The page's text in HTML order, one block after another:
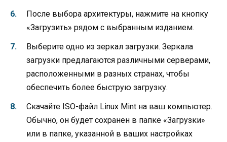
После выбора архитектуры, нажмите на кнопку
«Загрузить» рядом с выбранным изданием.
Выберите одно из зеркал загрузки. Зеркала
загрузки предлагаются различными серверами,
расположенными в разных странах, чтобы
обеспечить более быструю загрузку.
Скачайте ISO-файл Linux Mint на ваш компьютер.
Обычно, он будет сохранен в папке «Загрузки»
или в папке, указанной в ваших настройках